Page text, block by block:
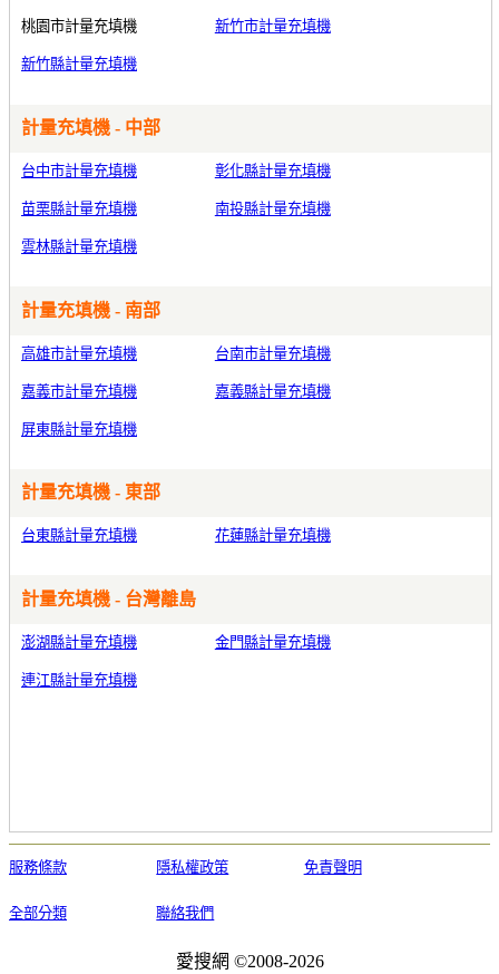
桃園市計量充填機 新竹市計量充填機
新竹縣計量充填機
計量充填機 - 中部
台中市計量充填機 彰化縣計量充填機
苗栗縣計量充填機 南投縣計量充填機
雲林縣計量充填機
計量充填機 - 南部
高雄市計量充填機 台南市計量充填機
嘉義市計量充填機 嘉義縣計量充填機
屏東縣計量充填機
計量充填機 - 東部
台東縣計量充填機 花蓮縣計量充填機
計量充填機 - 台灣離島
澎湖縣計量充填機 金門縣計量充填機
連江縣計量充填機
服務條款 隱私權政策 免責聲明
全部分類 聯絡我們
愛搜網 ©2008-2026